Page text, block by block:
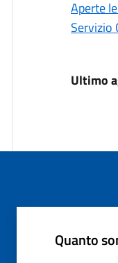
Aperte
Servizio
Ultimo
Quanto